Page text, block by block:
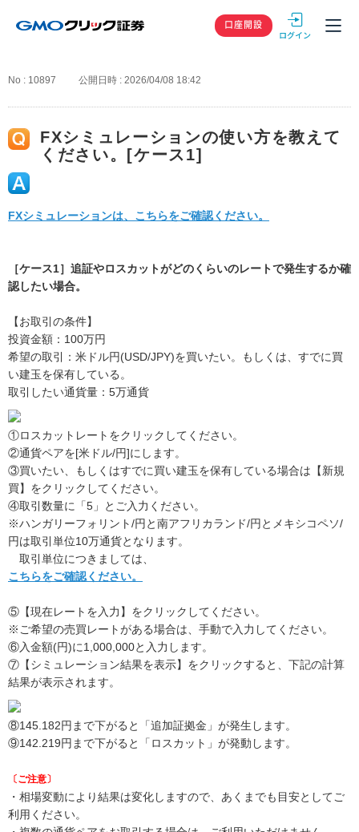
GMOクリック
口座開設
No : 10897 公開日時 : 2026/04/08 18:42
FXシミュレーションの使い方を教えて
ください。[ケース1]
FXシミュレーションは、こちらをご確認ください。
［ケース1］追証やロスカットがどのくらいのレートで発生するか確
認したい場合。
【お取引の条件】
投資金額：100万円
希望の取引：米ドル円(USD/JPY)を買いたい。もしくは、すでに買
い建玉を保有している。
取引したい通貨量：5万通貨
①ロスカットレートをクリックしてください。
②通貨ペアを[米ドル/円]にします。
③買いたい、もしくはすでに買い建玉を保有している場合は【新規
買】をクリックしてください。
④取引数量に「5」とご入力ください。
※ハンガリーフォリント/円と南アフリカランド/円とメキシコペソ/
円は取引単位10万通貨となります。
取引単位につきましては、
こちらをご確認ください。
⑤【現在レートを入力】をクリックしてください。
※ご希望の売買レートがある場合は、手動で入力してください。
⑥入金額(円)に1,000,000と入力します。
⑦【シミュレーション結果を表示】をクリックすると、下記の計算
結果が表示されます。
⑧145.182円まで下がると「追加証拠金」が発生します。
⑨142.219円まで下がると「ロスカット」が発動します。
〔ご注意〕
・相場変動により結果は変化しますので、あくまでも目安としてご
利用ください。